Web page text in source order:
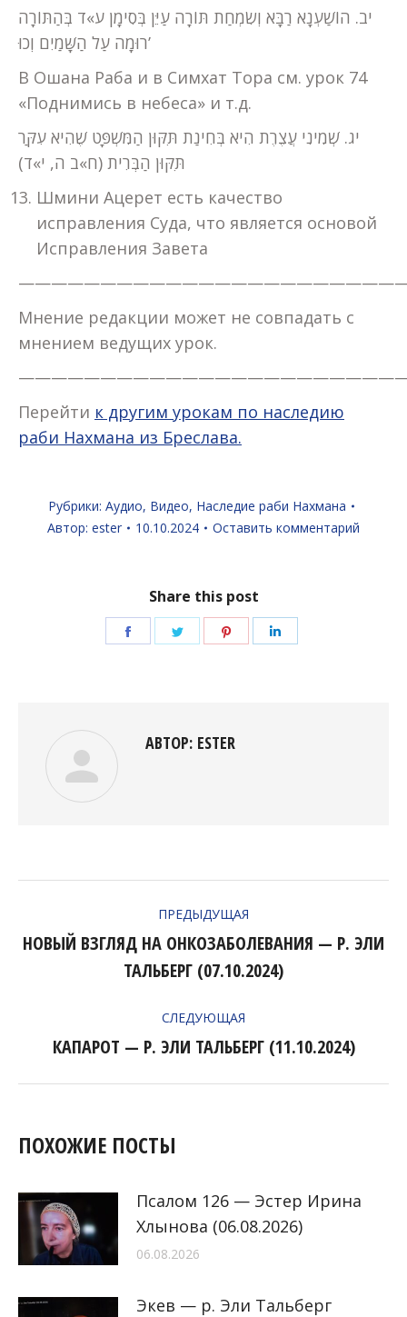
יב. הוֹשַׁעְנָא רַבָּא וְשִׂמְחַת תּוֹרָה עַיֵּן בְּסִימָן ע»ד בְּהַתּוֹרָה
רוּמָה עַל הַשָּׁמַיִם וְכוּ’
В Ошана Раба и в Симхат Тора см. урок 74
«Поднимись в небеса» и т.д.
יג. שְׁמִינִי עֲצֶרֶת הִיא בְּחִינַת תִּקּוּן הַמִּשְׁפָּט שֶׁהִיא עִקַּר
תִּקּוּן הַבְּרִית (ח»ב ה, י»ד)
Шмини Ацерет есть качество
исправления Суда, что является основой
Исправления Завета
Мнение редакции может не совпадать с
мнением ведущих урок.
Перейти к другим урокам по наследию
раби Нахмана из Бреслава.
Рубрики: Аудио, Видео, Наследие раби Нахмана
Автор: ester 10.10.2024 Оставить комментарий
Share this post
ПоделитьсяПоделитьсяПоделиться
АВТОР: ESTER
ПО
ЗАПИСЯМ
ПРЕДЫДУЩАЯ
Предыдущая
запись:
НОВЫЙ ВЗГЛЯД НА ОНКОЗАБОЛЕВАНИЯ — Р. ЭЛИ
ТАЛЬБЕРГ (07.10.2024)
СЛЕДУЮЩАЯ
Следующая
КАПАРОТ — Р. ЭЛИ ТАЛЬБЕРГ (11.10.2024)
ПОХОЖИЕ ПОСТЫ
Псалом 126 — Эстер Ирина
Хлынова (06.08.2026)
06.08.2026
Экев — р. Эли Тальберг